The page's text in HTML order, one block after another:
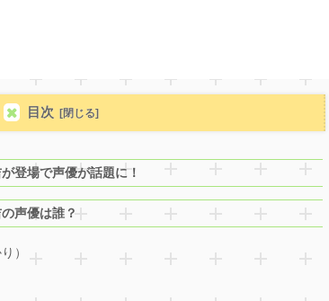
目次
登場で声優が話題に！
声優は誰？
）